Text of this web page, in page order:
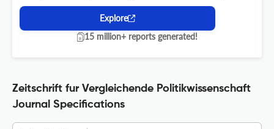
Explore
15 million+ reports generated!
Zeitschrift fur Vergleichende Politikwissenschaft
Journal Specifications